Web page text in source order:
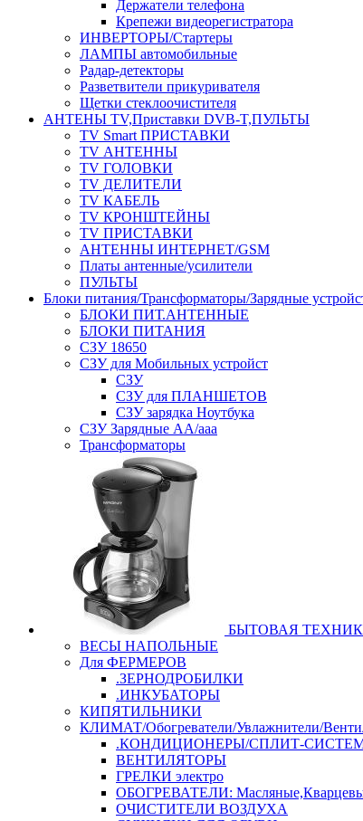
Держатели телефона
Крепежи видеорегистратора
ИНВЕРТОРЫ/Стартеры
ЛАМПЫ автомобильные
Радар-детекторы
Разветвители прикуривателя
Щетки стеклоочистителя
АНТЕНЫ ТV,Приставки DVB-T,ПУЛЬТЫ
TV Smart ПРИСТАВКИ
TV АНТЕННЫ
TV ГОЛОВКИ
TV ДЕЛИТЕЛИ
TV КАБЕЛЬ
TV КРОНШТЕЙНЫ
TV ПРИСТАВКИ
АНТЕННЫ ИНТЕРНЕТ/GSM
Платы антенные/усилители
ПУЛЬТЫ
Блоки питания/Трансформаторы/Зарядные
БЛОКИ ПИТ.АНТЕННЫЕ
БЛОКИ ПИТАНИЯ
СЗУ 18650
СЗУ для Мобильных устройст
СЗУ
СЗУ для ПЛАНШЕТОВ
СЗУ зарядка Ноутбука
СЗУ Зарядные АА/ааа
Трансформаторы
БЫТОВАЯ
ВЕСЫ НАПОЛЬНЫЕ
Для ФЕРМЕРОВ
.ЗЕРНОДРОБИЛКИ
.ИНКУБАТОРЫ
КИПЯТИЛЬНИКИ
КЛИМАТ/Обогреватели/Увлажнители/
.КОНДИЦИОНЕРЫ/СПЛИТ-
ВЕНТИЛЯТОРЫ
ГРЕЛКИ электро
ОБОГРЕВАТЕЛИ:
ОЧИСТИТЕЛИ ВОЗДУХА